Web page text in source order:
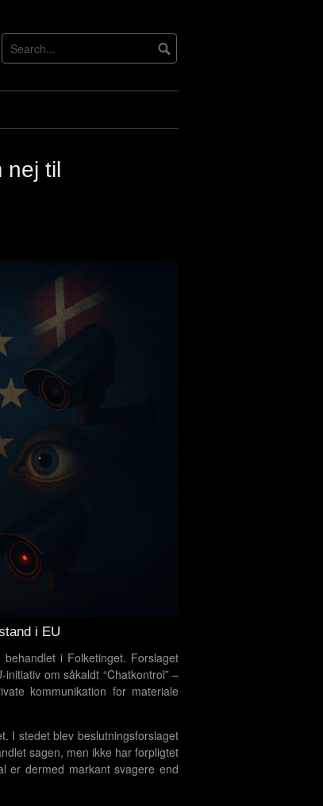
nej til
i EU
i Folketinget. Forslaget
om såkaldt “Chatkontrol” –
kommunikation for materiale
I stedet blev beslutningsforslaget
sagen, men ikke har forpligtet
er dermed markant svagere end